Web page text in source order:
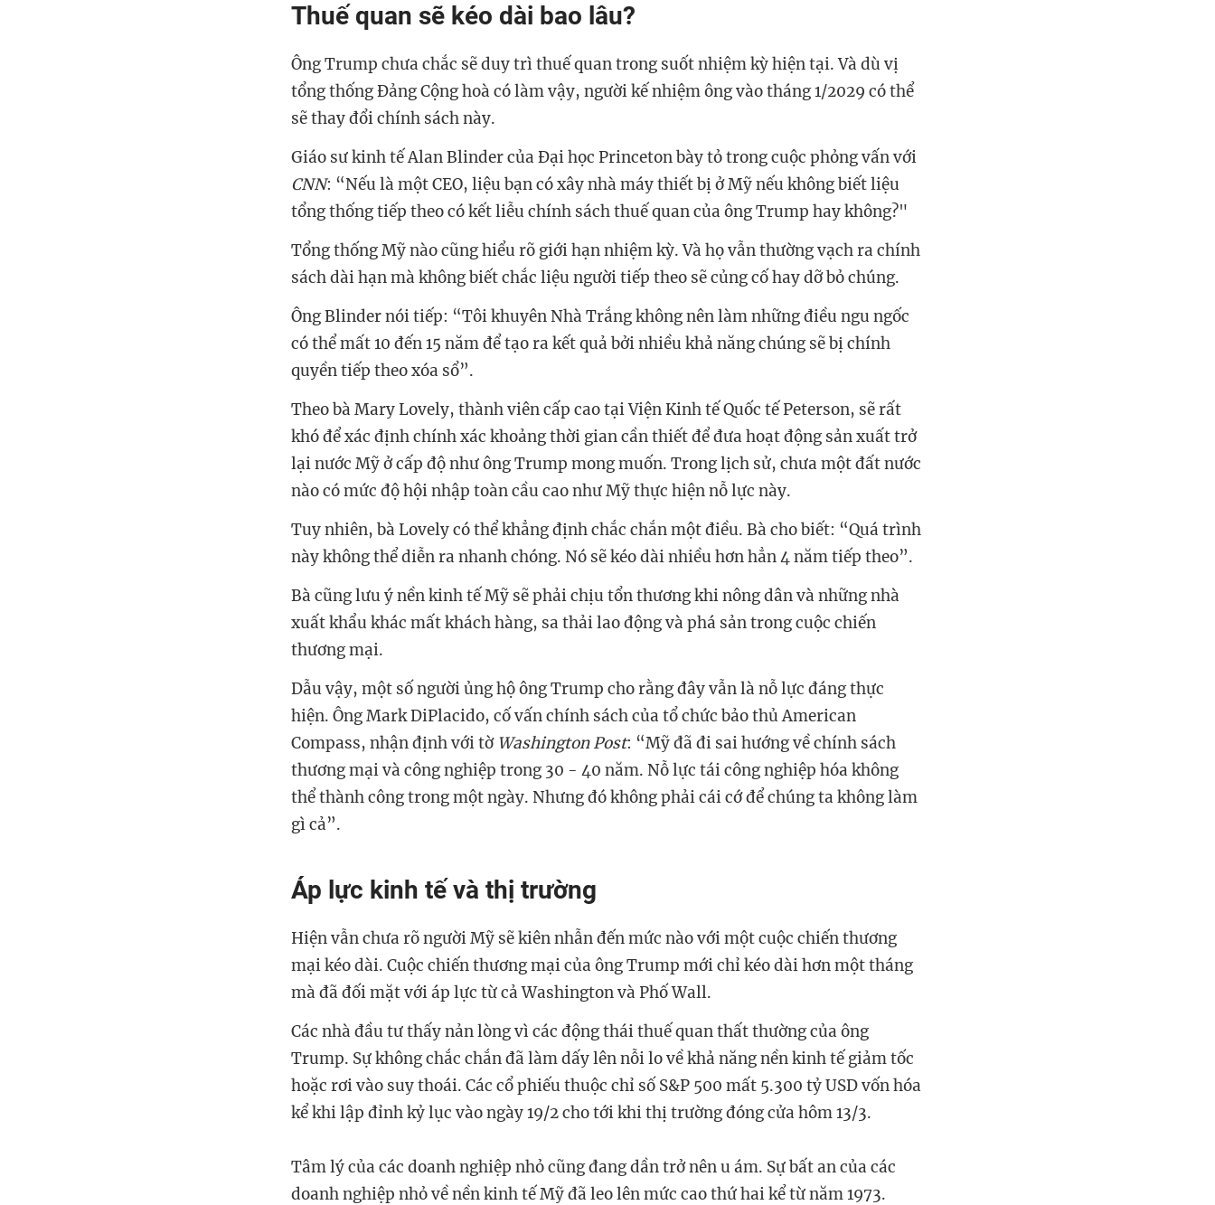
Thuế quan sẽ kéo dài bao lâu?
Ông Trump chưa chắc sẽ duy trì thuế quan trong suốt nhiệm kỳ hiện tại. Và dù vị
tổng thống Đảng Cộng hoà có làm vậy, người kế nhiệm ông vào tháng 1/2029 có thể
sẽ thay đổi chính sách này.
Giáo sư kinh tế Alan Blinder của Đại học Princeton bày tỏ trong cuộc phỏng vấn với
CNN: “Nếu là một CEO, liệu bạn có xây nhà máy thiết bị ở Mỹ nếu không biết liệu
tổng thống tiếp theo có kết liễu chính sách thuế quan của ông Trump hay không?"
Tổng thống Mỹ nào cũng hiểu rõ giới hạn nhiệm kỳ. Và họ vẫn thường vạch ra chính
sách dài hạn mà không biết chắc liệu người tiếp theo sẽ củng cố hay dỡ bỏ chúng.
Ông Blinder nói tiếp: “Tôi khuyên Nhà Trắng không nên làm những điều ngu ngốc
có thể mất 10 đến 15 năm để tạo ra kết quả bởi nhiều khả năng chúng sẽ bị chính
quyền tiếp theo xóa sổ”.
Theo bà Mary Lovely, thành viên cấp cao tại Viện Kinh tế Quốc tế Peterson, sẽ rất
khó để xác định chính xác khoảng thời gian cần thiết để đưa hoạt động sản xuất trở
lại nước Mỹ ở cấp độ như ông Trump mong muốn. Trong lịch sử, chưa một đất nước
nào có mức độ hội nhập toàn cầu cao như Mỹ thực hiện nỗ lực này.
Tuy nhiên, bà Lovely có thể khẳng định chắc chắn một điều. Bà cho biết: “Quá trình
này không thể diễn ra nhanh chóng. Nó sẽ kéo dài nhiều hơn hẳn 4 năm tiếp theo”.
Bà cũng lưu ý nền kinh tế Mỹ sẽ phải chịu tổn thương khi nông dân và những nhà
xuất khẩu khác mất khách hàng, sa thải lao động và phá sản trong cuộc chiến
thương mại.
Dẫu vậy, một số người ủng hộ ông Trump cho rằng đây vẫn là nỗ lực đáng thực
hiện. Ông Mark DiPlacido, cố vấn chính sách của tổ chức bảo thủ American
Compass, nhận định với tờWashington Post: “Mỹ đã đi sai hướng về chính sách
thương mại và công nghiệp trong 30 - 40 năm. Nỗ lực tái công nghiệp hóa không
thể thành công trong một ngày. Nhưng đó không phải cái cớ để chúng ta không làm
gì cả”.
Áp lực kinh tế và thị trường
Hiện vẫn chưa rõ người Mỹ sẽ kiên nhẫn đến mức nào với một cuộc chiến thương
mại kéo dài. Cuộc chiến thương mại của ông Trump mới chỉ kéo dài hơn một tháng
mà đã đối mặt với áp lực từ cả Washington và Phố Wall.
Các nhà đầu tư thấy nản lòng vì các động thái thuế quan thất thường của ông
Trump. Sự không chắc chắn đã làm dấy lên nỗi lo về khả năng nền kinh tế giảm tốc
hoặc rơi vào suy thoái. Các cổ phiếu thuộc chỉ số S&P 500 mất 5.300 tỷ USD vốn hóa
kể khi lập đỉnh kỷ lục vào ngày 19/2 cho tới khi thị trường đóng cửa hôm 13/3.
Tâm lý của các doanh nghiệp nhỏ cũng đang dần trở nên u ám. Sự bất an của các
doanh nghiệp nhỏ về nền kinh tế Mỹ đã leo lên mức cao thứ hai kể từ năm 1973.